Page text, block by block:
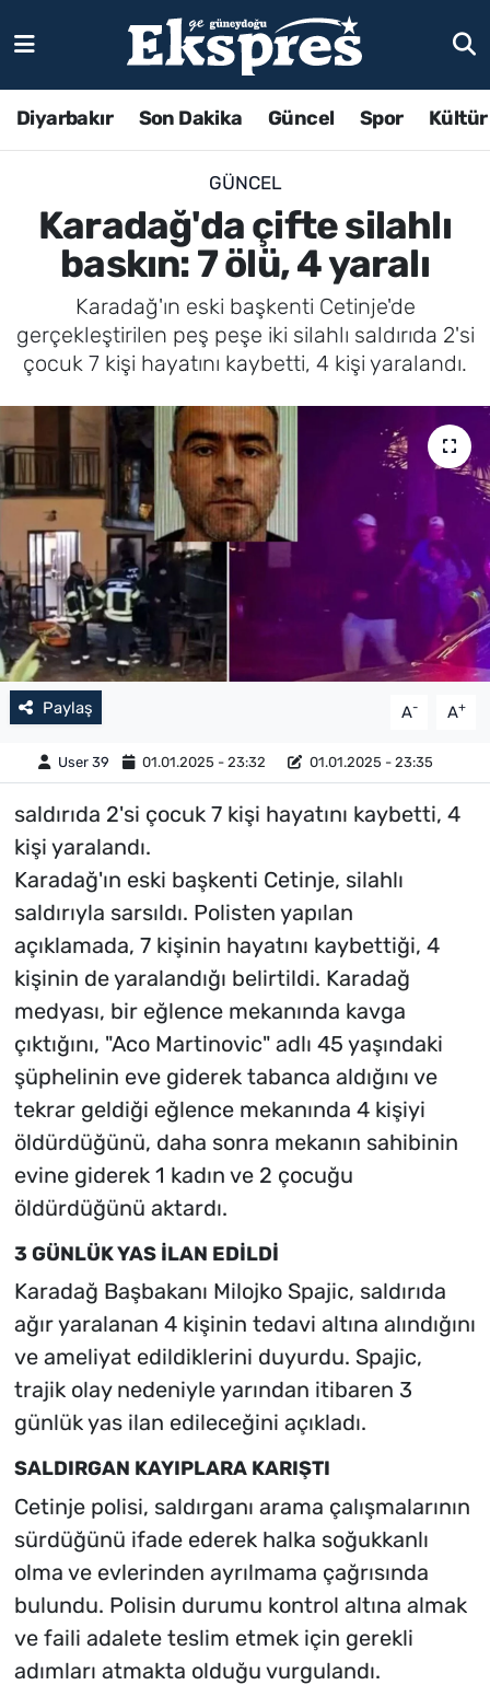
Diyarbakır Son Dakika Güncel Spor
GÜNCEL
Karadağ'da çifte silahlı
baskın: 7 ölü, 4 yaralı
Karadağ'ın eski başkenti Cetinje'de
gerçekleştirilen peş peşe iki silahlı saldırıda 2'si
çocuk 7 kişi hayatını kaybetti, 4 kişi yaralandı.
Paylaş A- A+
User 39 01.01.2025 - 23:32 01.01.2025 - 23:35
saldırıda 2'si çocuk 7 kişi hayatını kaybetti, 4
kişi yaralandı.
Karadağ'ın eski başkenti Cetinje, silahlı
saldırıyla sarsıldı. Polisten yapılan
açıklamada, 7 kişinin hayatını kaybettiği, 4
kişinin de yaralandığı belirtildi. Karadağ
medyası, bir eğlence mekanında kavga
çıktığını, "Aco Martinovic" adlı 45 yaşındaki
şüphelinin eve giderek tabanca aldığını ve
tekrar geldiği eğlence mekanında 4 kişiyi
öldürdüğünü, daha sonra mekanın sahibinin
evine giderek 1 kadın ve 2 çocuğu
öldürdüğünü aktardı.
3 GÜNLÜK YAS İLAN EDİLDİ
Karadağ Başbakanı Milojko Spajic, saldırıda
ağır yaralanan 4 kişinin tedavi altına alındığını
ve ameliyat edildiklerini duyurdu. Spajic,
trajik olay nedeniyle yarından itibaren 3
günlük yas ilan edileceğini açıkladı.
SALDIRGAN KAYIPLARA KARIŞTI
Cetinje polisi, saldırganı arama çalışmalarının
sürdüğünü ifade ederek halka soğukkanlı
olma ve evlerinden ayrılmama çağrısında
bulundu. Polisin durumu kontrol altına almak
ve faili adalete teslim etmek için gerekli
adımları atmakta olduğu vurgulandı.